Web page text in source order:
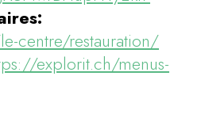
centre/restauration/
explorit.ch/menus-